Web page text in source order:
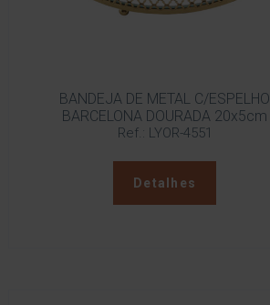
BANDEJA DE METAL C/ESPELHO
BARCELONA DOURADA 20x5cm
Ref.: LYOR-4551
Detalhes